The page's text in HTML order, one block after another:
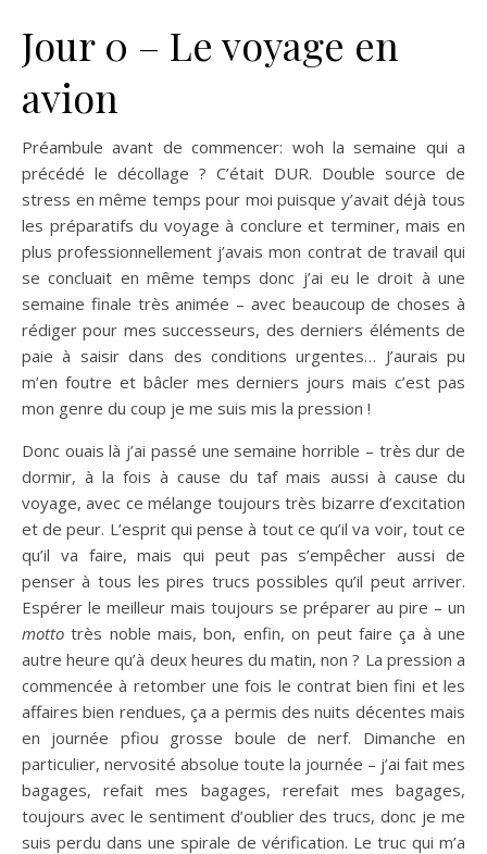
Jour 0 – Le voyage en
avion
Préambule avant de commencer: woh la semaine qui a
précédé le décollage ? C’était DUR. Double source de
stress en même temps pour moi puisque y’avait déjà tous
les préparatifs du voyage à conclure et terminer, mais en
plus professionnellement j’avais mon contrat de travail qui
se concluait en même temps donc j’ai eu le droit à une
semaine finale très animée – avec beaucoup de choses à
rédiger pour mes successeurs, des derniers éléments de
paie à saisir dans des conditions urgentes… J’aurais pu
m’en foutre et bâcler mes derniers jours mais c’est pas
mon genre du coup je me suis mis la pression !
Donc ouais là j’ai passé une semaine horrible – très dur de
dormir, à la fois à cause du taf mais aussi à cause du
voyage, avec ce mélange toujours très bizarre d’excitation
et de peur. L’esprit qui pense à tout ce qu’il va voir, tout ce
qu’il va faire, mais qui peut pas s’empêcher aussi de
penser à tous les pires trucs possibles qu’il peut arriver.
Espérer le meilleur mais toujours se préparer au pire – un
mottotrès noble mais, bon, enfin, on peut faire ça à une
autre heure qu’à deux heures du matin, non ? La pression a
commencée à retomber une fois le contrat bien fini et les
affaires bien rendues, ça a permis des nuits décentes mais
en journée pfiou grosse boule de nerf. Dimanche en
particulier, nervosité absolue toute la journée – j’ai fait mes
bagages, refait mes bagages, rerefait mes bagages,
toujours avec le sentiment d’oublier des trucs, donc je me
suis perdu dans une spirale de vérification. Le truc qui m’a